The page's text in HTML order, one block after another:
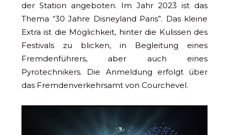
der Station angeboten. Im Jahr 2023 ist das
Thema “30 Jahre Disneyland Paris”. Das kleine
Extra ist die Möglichkeit, hinter die Kulissen des
Festivals zu blicken, in Begleitung eines
Fremdenführers, aber auch eines
Pyrotechnikers. Die Anmeldung erfolgt über
das Fremdenverkehrsamt von Courchevel.